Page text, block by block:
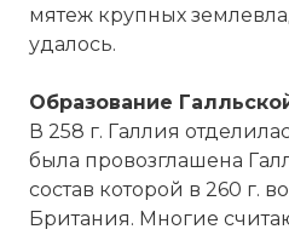
мятеж крупных
удалось.
Образование
В 258 г. Галлия
была провозглашена
состав которой в 260 г.
Британия. Многие